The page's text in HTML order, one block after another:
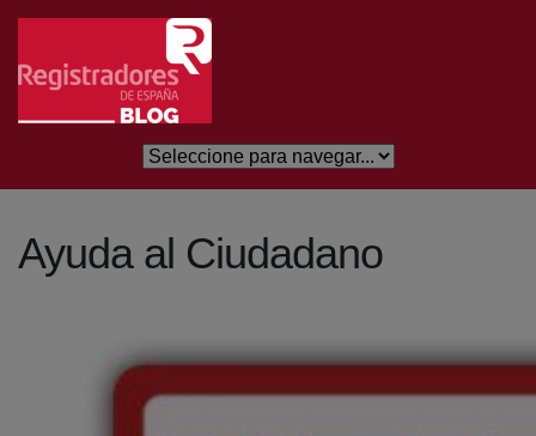
Salta al contingut principal
Ayuda al Ciudadano